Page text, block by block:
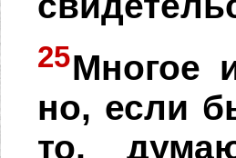
25Многое
но, если
то,